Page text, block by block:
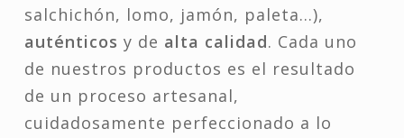
salchichón, lomo, jamón, paleta…),
auténticos y de alta calidad. Cada uno
de nuestros productos es el resultado
de un proceso artesanal,
cuidadosamente perfeccionado a lo